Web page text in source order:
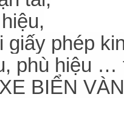
giấy phép
, phù hiệu …
BIỂN